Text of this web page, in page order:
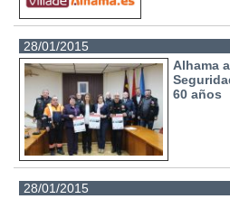
28/01/2015
Alhama
60 años
28/01/2015